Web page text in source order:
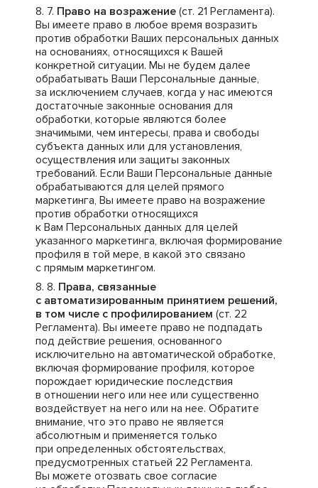
Право на возражение (ст. 21 Регламента).
Вы имеете право в любое время возразить
против обработки Ваших персональных данных
на основаниях, относящихся к Вашей
конкретной ситуации. Мы не будем далее
обрабатывать Ваши Персональные данные,
за исключением случаев, когда у нас имеются
достаточные законные основания для
обработки, которые являются более
значимыми, чем интересы, права и свободы
субъекта данных или для установления,
осуществления или защиты законных
требований. Если Ваши Персональные данные
обрабатываются для целей прямого
маркетинга, Вы имеете право на возражение
против обработки относящихся
к Вам Персональных данных для целей
указанного маркетинга, включая формирование
профиля в той мере, в какой это связано
с прямым маркетингом.
Права, связанные
с автоматизированным принятием решений,
в том числе с профилированием (ст. 22
Регламента). Вы имеете право не подпадать
под действие решения, основанного
исключительно на автоматической обработке,
включая формирование профиля, которое
порождает юридические последствия
в отношении него или нее или существенно
воздействует на него или на нее. Обратите
внимание, что это право не является
абсолютным и применяется только
при определенных обстоятельствах,
предусмотренных статьей 22 Регламента.
Вы можете отозвать свое согласие